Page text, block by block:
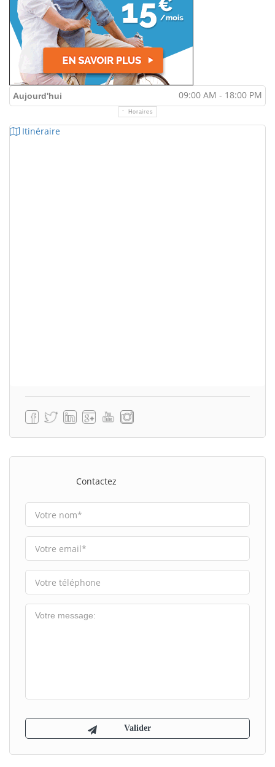
Aujourd'hui 09:00 AM - 18:00 PM
Horaires
Itinéraire
Contactez